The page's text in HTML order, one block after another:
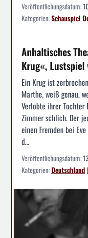
Veröffentlichungsdatum:
Kategorien:Schauspiel
Anhaltisches
Krug«,
Ein Krug ist
Marthe, weiß genau,
Verlobte ihrer Tochter
Zimmer schlich. Der
einen Fremden bei
d...
Veröffentlichungsdatum:
Kategorien:Deutschland